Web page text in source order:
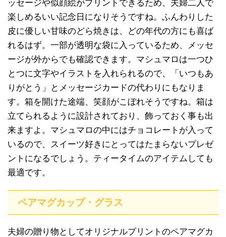
ッセージや似顔絵がプリントできるため、夫婦二人で
楽しめるいい記念日になりそうですね。ふんわりした
皮に優しい甘味のどら焼きは、どの年代の方にも喜ば
れるはず。一部が透明な袋に入っているため、メッセ
ージが外からでも確認できます。マシュマロは一つひ
とつに文字やイラストを入れられるので、「いつもあ
りがとう」とメッセージカードの代わりにもなりま
す。箱を開けた途端、笑顔がこぼれそうですね。箱は
立てられるように設計されており、飾っておく事も出
来ますよ。マシュマロの中にはチョコレートが入って
いるので、スイーツ好きにとってはたまらないプレゼ
ントになるでしょう。ティータイムのアイテムしても
最適です。
ペアマグカップ・グラス
夫婦の贈り物としてオリジナルプリントのペアマグカ